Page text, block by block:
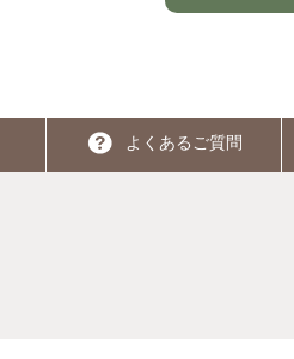
よくあるご質問